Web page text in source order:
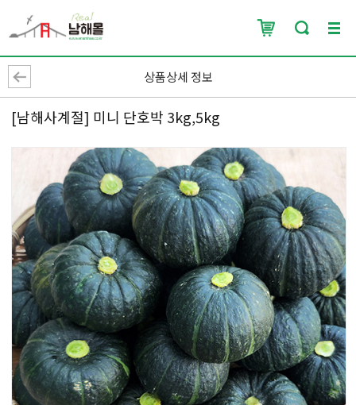
상품상세 정보
[남해사계절] 미니 단호박 3kg,5kg